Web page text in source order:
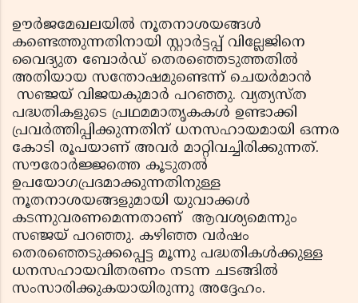
ഊര്‍ജമേഖലയില്‍ നൂതനാശയങ്ങള്‍
കണ്ടെത്തുന്നതിനായി സ്റ്റാര്‍ട്ടപ്പ് വില്ലേജിനെ
വൈദ്യുത ബോര്‍ഡ് തെരഞ്ഞെടുത്തതില്‍
അതിയായ സന്തോഷമുണ്ടെന്ന് ചെയര്‍മാന്‍
സഞ്ജയ് വിജയകുമാര്‍ പറഞ്ഞു. വ്യത്യസ്ത
പദ്ധതികളുടെ പ്രഥമമാതൃകകള്‍ ഉണ്ടാക്കി
പ്രവര്‍ത്തിപ്പിക്കുന്നതിന് ധനസഹായമായി ഒന്നര
കോടി രൂപയാണ് അവര്‍ മാറ്റിവച്ചിരിക്കുന്നത്.
സൗരോര്‍ജ്ജത്തെ കൂടുതല്‍
ഉപയോഗപ്രദമാക്കുന്നതിനുള്ള
നൂതനാശയങ്ങളുമായി യുവാക്കള്‍
കടന്നുവരണമെന്നതാണ് ആവശ്യമെന്നും
സഞ്ജയ് പറഞ്ഞു. കഴിഞ്ഞ വര്‍ഷം
തെരഞ്ഞെടുക്കപ്പെട്ട മൂന്നു പദ്ധതികള്‍ക്കുള്ള
ധനസഹായവിതരണം നടന്ന ചടങ്ങില്‍
സംസാരിക്കുകയായിരുന്നു അദ്ദേഹം.